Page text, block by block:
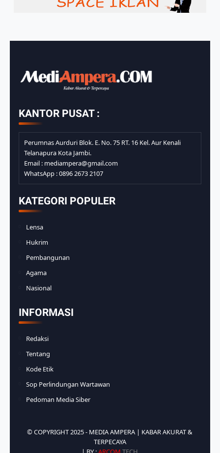
KANTOR PUSAT :
Perumnas Aurduri Blok. E. No. 75 RT. 16 Kel. Aur Kenali
Telanapura Kota Jambi.
Email : mediampera@gmail.com
WhatsApp : 0896 2673 2107
KATEGORI POPULER
Lensa
Hukrim
Pembangunan
Agama
Nasional
INFORMASI
Redaksi
Tentang
Kode Etik
Sop Perlindungan Wartawan
Pedoman Media Siber
© COPYRIGHT 2025 - MEDIA AMPERA | KABAR AKURAT &
TERPECAYA